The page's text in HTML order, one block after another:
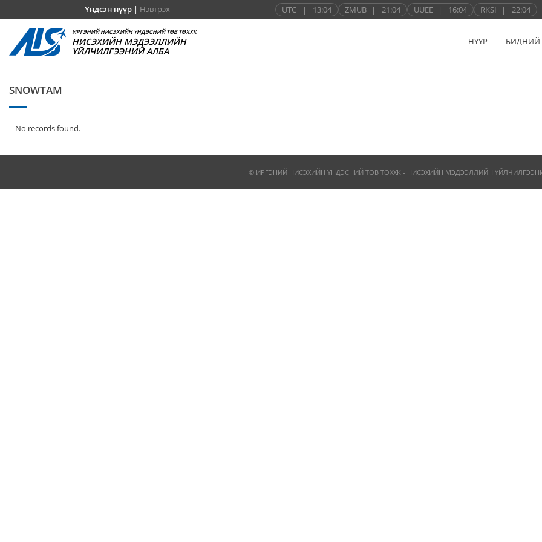
Үндсэн нүүр| Нэвтрэх UTC | 13:04 ZMUB | 21:04 UUEE | 16:04 RKSI | 22:04
ИРГЭНИЙ НИСЭХИЙН ҮНДЭСНИЙ ТӨВ ТӨХХК
НИСЭХИЙН МЭДЭЭЛЛИЙН
ҮЙЛЧИЛГЭЭНИЙ АЛБА
НҮҮР БИДНИЙ
SNOWTAM
No records found.
© ИРГЭНИЙ НИСЭХИЙН ҮНДЭСНИЙ ТӨВ ТӨХХК - НИСЭХИЙН МЭДЭЭЛЛИЙН